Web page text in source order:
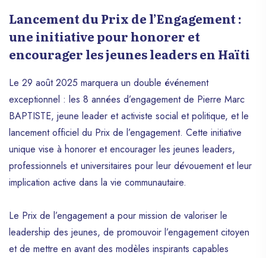
Lancement du Prix de l’Engagement :
une initiative pour honorer et
encourager les jeunes leaders en Haïti
Le 29 août 2025 marquera un double événement
exceptionnel : les 8 années d’engagement de Pierre Marc
BAPTISTE, jeune leader et activiste social et politique, et le
lancement officiel du Prix de l’engagement. Cette initiative
unique vise à honorer et encourager les jeunes leaders,
professionnels et universitaires pour leur dévouement et leur
implication active dans la vie communautaire.
Le Prix de l’engagement a pour mission de valoriser le
leadership des jeunes, de promouvoir l’engagement citoyen
et de mettre en avant des modèles inspirants capables